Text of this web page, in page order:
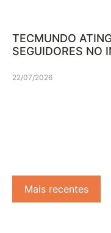
TECMUNDO
SEGUIDORES NO
22/07/2026
Mais recentes